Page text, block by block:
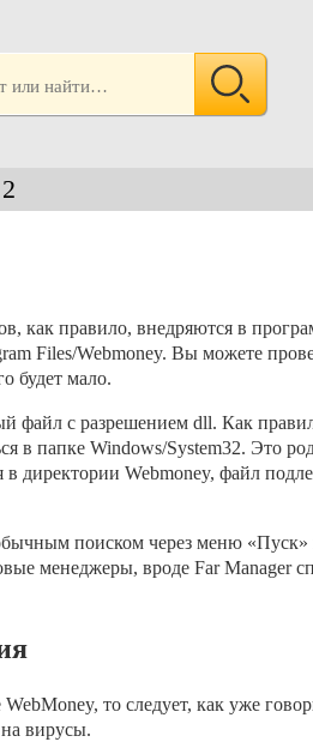
как правило, внедряются в
Files/Webmoney. Вы можете
будет мало.
файл с разрешением dll. Как
в папке Windows/System32. Это
в директории Webmoney, файл
поиском через меню «Пуск»
менеджеры, вроде Far Manager
то следует, как уже
вирусы.